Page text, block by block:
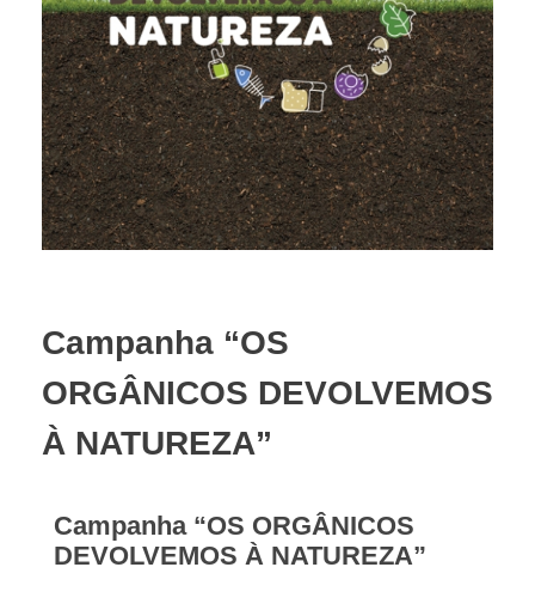
Campanha “OS
ORGÂNICOS DEVOLVEMOS
À NATUREZA”
Campanha “OS ORGÂNICOS
DEVOLVEMOS À NATUREZA”